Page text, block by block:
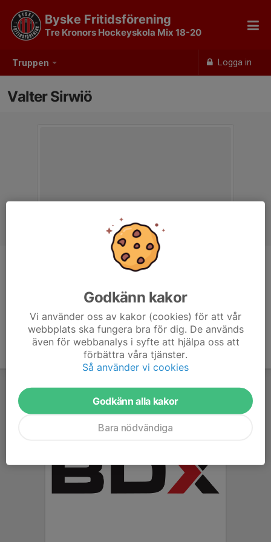
Truppen Logga in
Byske Fritidsförening
Tre Kronors Hockeyskola Mix 18-20
Valter Sirwiö
Godkänn kakor
Vi använder oss av kakor (cookies) för att vår
webbplats ska fungera bra för dig. De används
även för webbanalys i syfte att hjälpa oss att
förbättra våra tjänster.
Så använder vi cookies
Godkänn alla kakor
Bara nödvändiga